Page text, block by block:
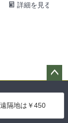
詳細を見る
へ
隔地は￥450